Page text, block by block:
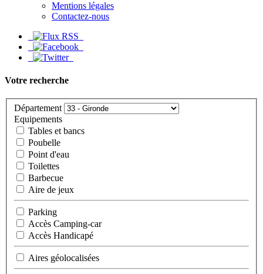
Mentions légales
Contactez-nous
Votre recherche
Département
Equipements
Tables et bancs
Poubelle
Point d'eau
Toilettes
Barbecue
Aire de jeux
Parking
Accès Camping-car
Accès Handicapé
Aires géolocalisées